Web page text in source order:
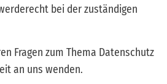
bei der zuständigen
Fragen zum Thema Datenschutz
an uns wenden.